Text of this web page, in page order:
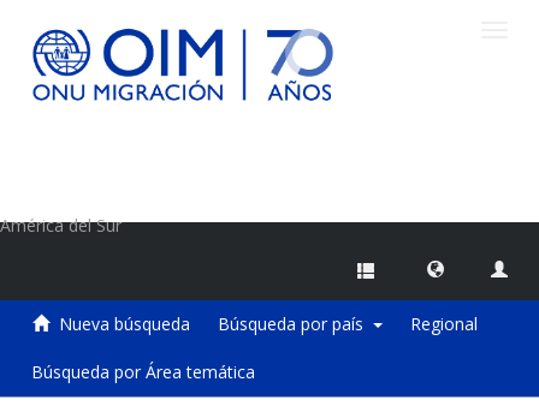
América del Sur
Nueva búsqueda Búsqueda por país Regional
Búsqueda por Área temática